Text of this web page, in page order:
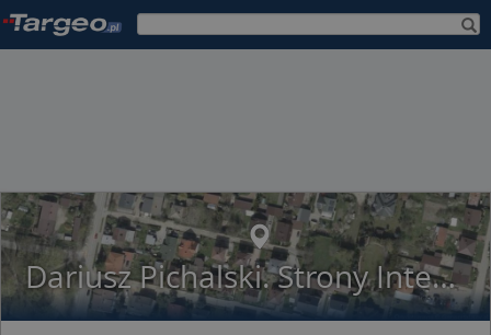
Dariusz Pichalski. Strony Internetowe & Marketing